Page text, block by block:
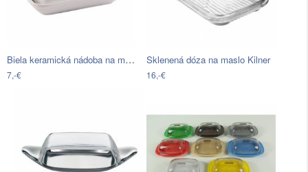
Biela keramická nádoba na maslo Orion…
7,-€
Sklenená dóza na maslo Kilner
16,-€